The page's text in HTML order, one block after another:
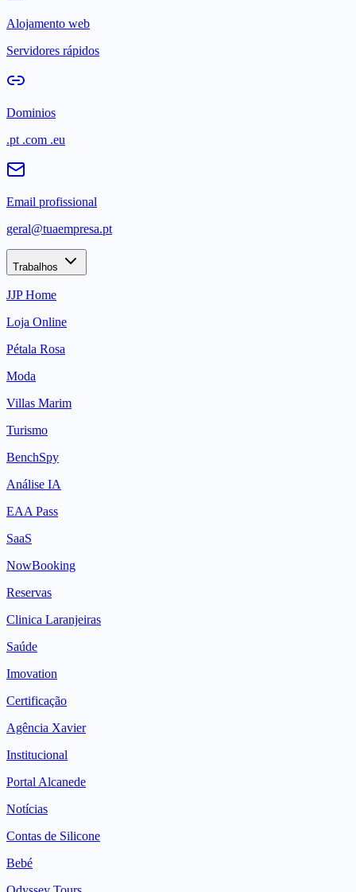
Alojamento web
Servidores rápidos
Dominios
.pt .com .eu
Email profissional
geral@tuaempresa.pt
Trabalhos
JJP Home
Loja Online
Pétala Rosa
Moda
Villas Marim
Turismo
BenchSpy
Análise IA
EAA Pass
SaaS
NowBooking
Reservas
Clinica Laranjeiras
Saúde
Imovation
Certificação
Agência Xavier
Institucional
Portal Alcanede
Notícias
Contas de Silicone
Bebé